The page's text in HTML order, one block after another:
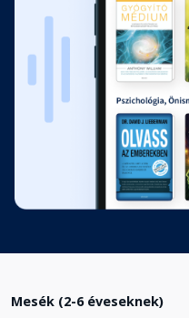
A fekete madár
Fejezet hossza: 00:15:02
Fejezet hossza: 00:05:48
A varázslatos alma
Fejezet hossza: 00:08:25
Mesék (2-6 éveseknek)